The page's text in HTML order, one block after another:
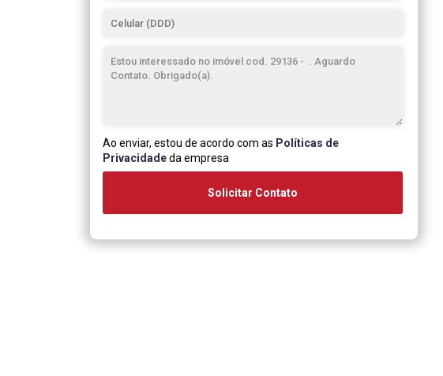
Ao enviar, estou de acordo com as Políticas de
Privacidadeda empresa
Solicitar Contato